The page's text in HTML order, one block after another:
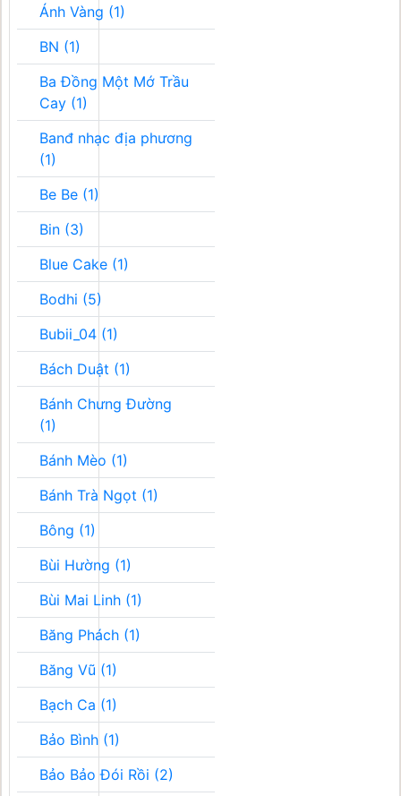
Ánh Vàng (1)
BN (1)
Ba Đồng Một Mớ Trầu
Cay (1)
Banđ nhạc địa phương
(1)
Be Be (1)
Bin (3)
Blue Cake (1)
Bodhi (5)
Bubii_04 (1)
Bách Duật (1)
Bánh Chưng Đường
(1)
Bánh Mèo (1)
Bánh Trà Ngọt (1)
Bông (1)
Bùi Hường (1)
Bùi Mai Linh (1)
Băng Phách (1)
Băng Vũ (1)
Bạch Ca (1)
Bảo Bình (1)
Bảo Bảo Đói Rồi (2)